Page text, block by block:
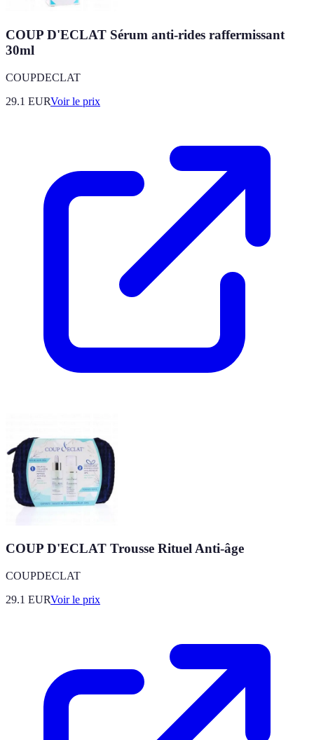
COUP D'ECLAT Sérum anti-rides raffermissant
30ml
COUPDECLAT
29.1 EURVoir le prix
COUP D'ECLAT Trousse Rituel Anti-âge
COUPDECLAT
29.1 EURVoir le prix